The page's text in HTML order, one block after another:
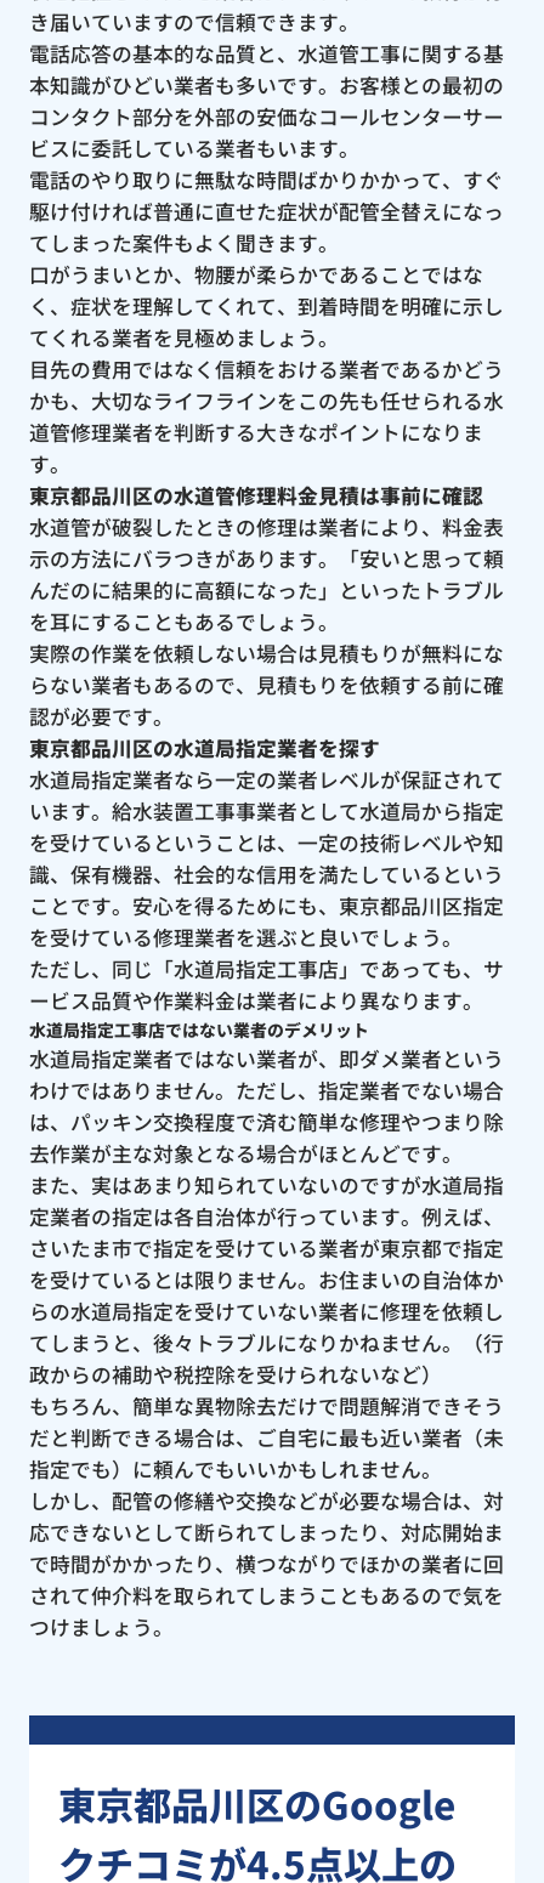
き届いていますので信頼できます。
電話応答の基本的な品質と、水道管工事に関する基
本知識がひどい業者も多いです。お客様との最初の
コンタクト部分を外部の安価なコールセンターサー
ビスに委託している業者もいます。
電話のやり取りに無駄な時間ばかりかかって、すぐ
駆け付ければ普通に直せた症状が配管全替えになっ
てしまった案件もよく聞きます。
口がうまいとか、物腰が柔らかであることではな
く、症状を理解してくれて、到着時間を明確に示し
てくれる業者を見極めましょう。
目先の費用ではなく信頼をおける業者であるかどう
かも、大切なライフラインをこの先も任せられる水
道管修理業者を判断する大きなポイントになりま
す。
東京都品川区の水道管修理料金見積は事前に確認
水道管が破裂したときの修理は業者により、料金表
示の方法にバラつきがあります。「安いと思って頼
んだのに結果的に高額になった」といったトラブル
を耳にすることもあるでしょう。
実際の作業を依頼しない場合は見積もりが無料にな
らない業者もあるので、見積もりを依頼する前に確
認が必要です。
東京都品川区の水道局指定業者を探す
水道局指定業者なら一定の業者レベルが保証されて
います。給水装置工事事業者として水道局から指定
を受けているということは、一定の技術レベルや知
識、保有機器、社会的な信用を満たしているという
ことです。安心を得るためにも、東京都品川区指定
を受けている修理業者を選ぶと良いでしょう。
ただし、同じ「水道局指定工事店」であっても、サ
ービス品質や作業料金は業者により異なります。
水道局指定工事店ではない業者のデメリット
水道局指定業者ではない業者が、即ダメ業者という
わけではありません。ただし、指定業者でない場合
は、パッキン交換程度で済む簡単な修理やつまり除
去作業が主な対象となる場合がほとんどです。
また、実はあまり知られていないのですが水道局指
定業者の指定は各自治体が行っています。例えば、
さいたま市で指定を受けている業者が東京都で指定
を受けているとは限りません。お住まいの自治体か
らの水道局指定を受けていない業者に修理を依頼し
てしまうと、後々トラブルになりかねません。（行
政からの補助や税控除を受けられないなど）
もちろん、簡単な異物除去だけで問題解消できそう
だと判断できる場合は、ご自宅に最も近い業者（未
指定でも）に頼んでもいいかもしれません。
しかし、配管の修繕や交換などが必要な場合は、対
応できないとして断られてしまったり、対応開始ま
で時間がかかったり、横つながりでほかの業者に回
されて仲介料を取られてしまうこともあるので気を
つけましょう。
東京都品川区のGoogle
クチコミが4.5点以上の